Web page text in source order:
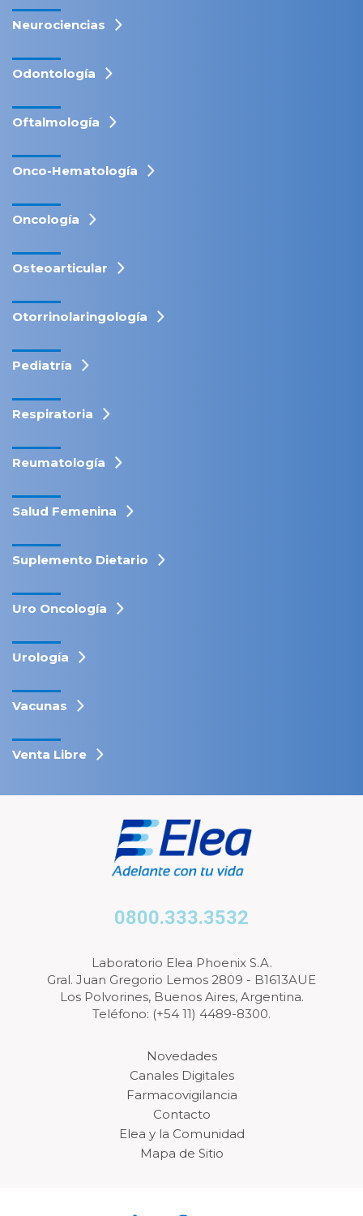
Neurociencias
Odontología
Oftalmología
Onco-Hematología
Oncología
Osteoarticular
Otorrinolaringología
Pediatría
Respiratoria
Reumatología
Salud Femenina
Suplemento Dietario
Uro Oncología
Urología
Vacunas
Venta Libre
0800.333.3532
Laboratorio Elea Phoenix S.A.
Gral. Juan Gregorio Lemos 2809 - B1613AUE
Los Polvorines, Buenos Aires, Argentina.
Teléfono: (+54 11) 4489-8300.
Novedades
Canales Digitales
Farmacovigilancia
Contacto
Elea y la Comunidad
Mapa de Sitio